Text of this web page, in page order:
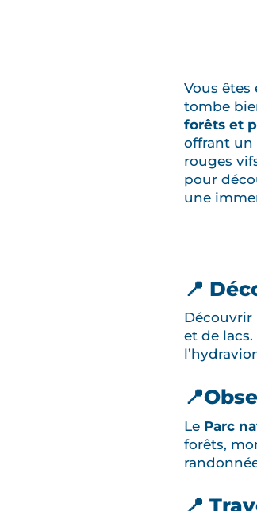
Vous êtes
tombe
forêts et
offrant un
rouges
pour
une
📍
Découvrir
et de
Le Parc
forêts,
📍